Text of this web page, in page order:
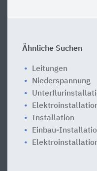
Ähnliche Suchen
Leitungen
Niederspannung
Installation
Einbau-